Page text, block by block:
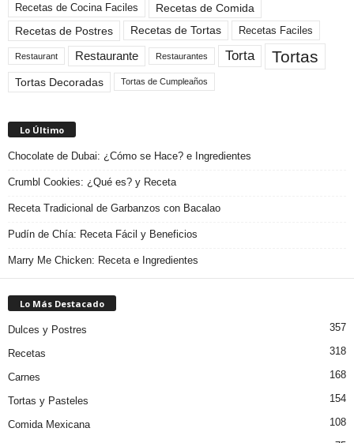
Recetas de Cocina Faciles
Recetas de Comida
Recetas de Postres
Recetas de Tortas Recetas Faciles
Restaurant Restaurante Restaurantes Torta Tortas
Tortas Decoradas Tortas de Cumpleaños
Lo Último
Chocolate de Dubai: ¿Cómo se Hace? e Ingredientes
Crumbl Cookies: ¿Qué es? y Receta
Receta Tradicional de Garbanzos con Bacalao
Pudín de Chía: Receta Fácil y Beneficios
Marry Me Chicken: Receta e Ingredientes
Lo Más Destacado
Dulces y Postres 357
Recetas 318
Carnes 168
Tortas y Pasteles 154
Comida Mexicana 108